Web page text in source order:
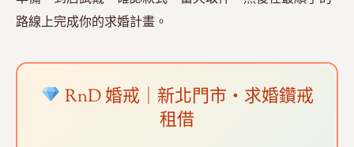
路線上完成你的求婚計畫。
RnD 婚戒｜新北門市・求婚鑽戒
租借